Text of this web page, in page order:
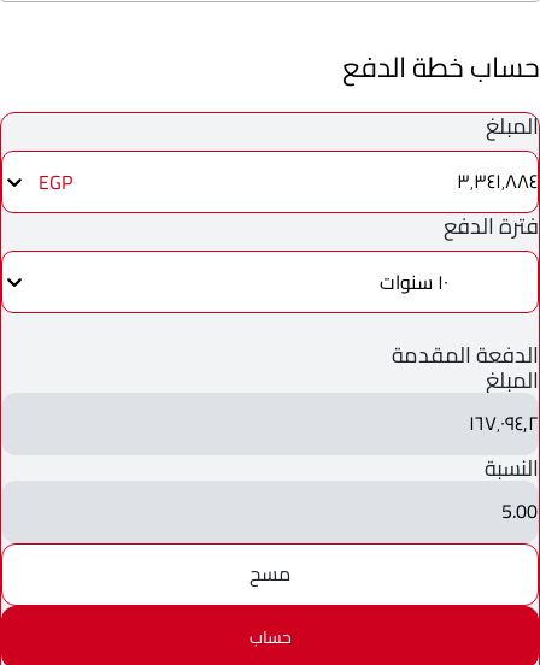
حساب خطة الدفع
المبلغ
٣٬٣٤١٬٨٨٤ EGP
فترة الدفع
١٠ سنوات
الدفعة المقدمة
المبلغ
١٦٧٬٠٩٤٫٢
النسبة
5.00
مسح
حساب